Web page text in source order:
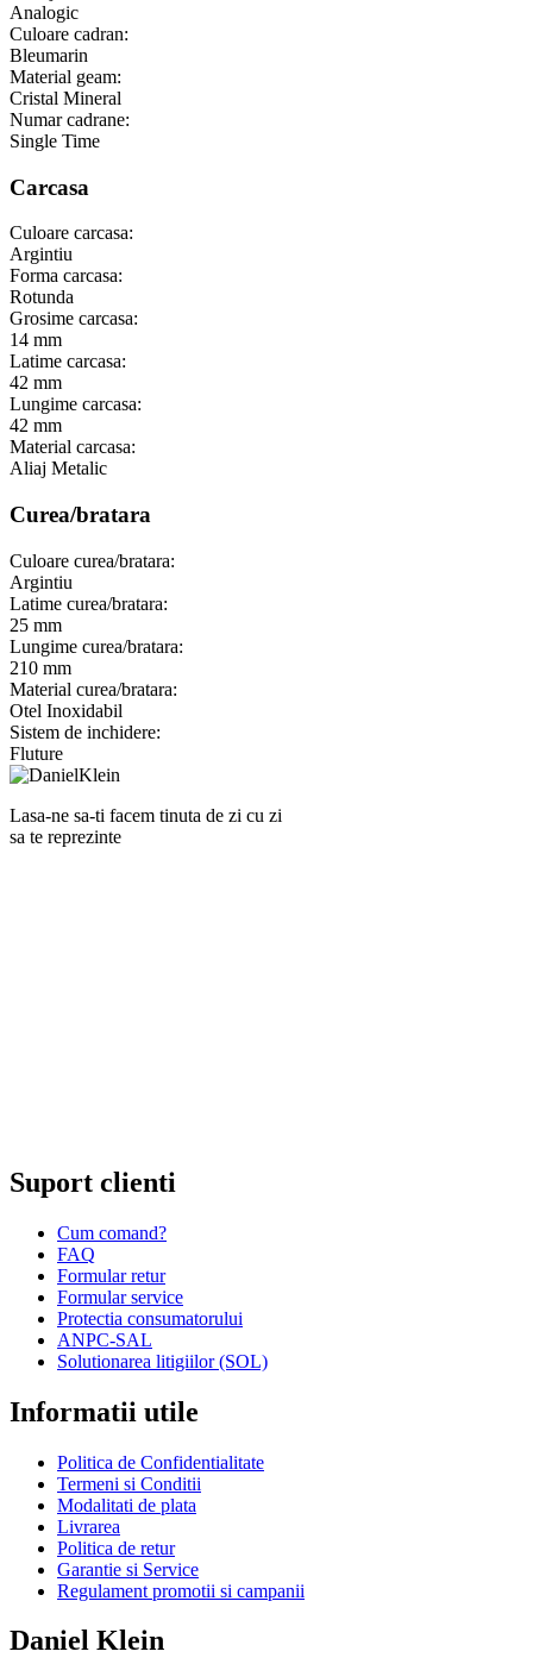
Analogic
Culoare cadran:
Bleumarin
Material geam:
Cristal Mineral
Numar cadrane:
Single Time
Carcasa
Culoare carcasa:
Argintiu
Forma carcasa:
Rotunda
Grosime carcasa:
14 mm
Latime carcasa:
42 mm
Lungime carcasa:
42 mm
Material carcasa:
Aliaj Metalic
Curea/bratara
Culoare curea/bratara:
Argintiu
Latime curea/bratara:
25 mm
Lungime curea/bratara:
210 mm
Material curea/bratara:
Otel Inoxidabil
Sistem de inchidere:
Fluture
Lasa-ne sa-ti facem tinuta de zi cu zi
sa te reprezinte
Suport clienti
Cum comand?
FAQ
Formular retur
Formular service
Protectia consumatorului
ANPC-SAL
Solutionarea litigiilor (SOL)
Informatii utile
Politica de Confidentialitate
Termeni si Conditii
Modalitati de plata
Livrarea
Politica de retur
Garantie si Service
Regulament promotii si campanii
Daniel Klein